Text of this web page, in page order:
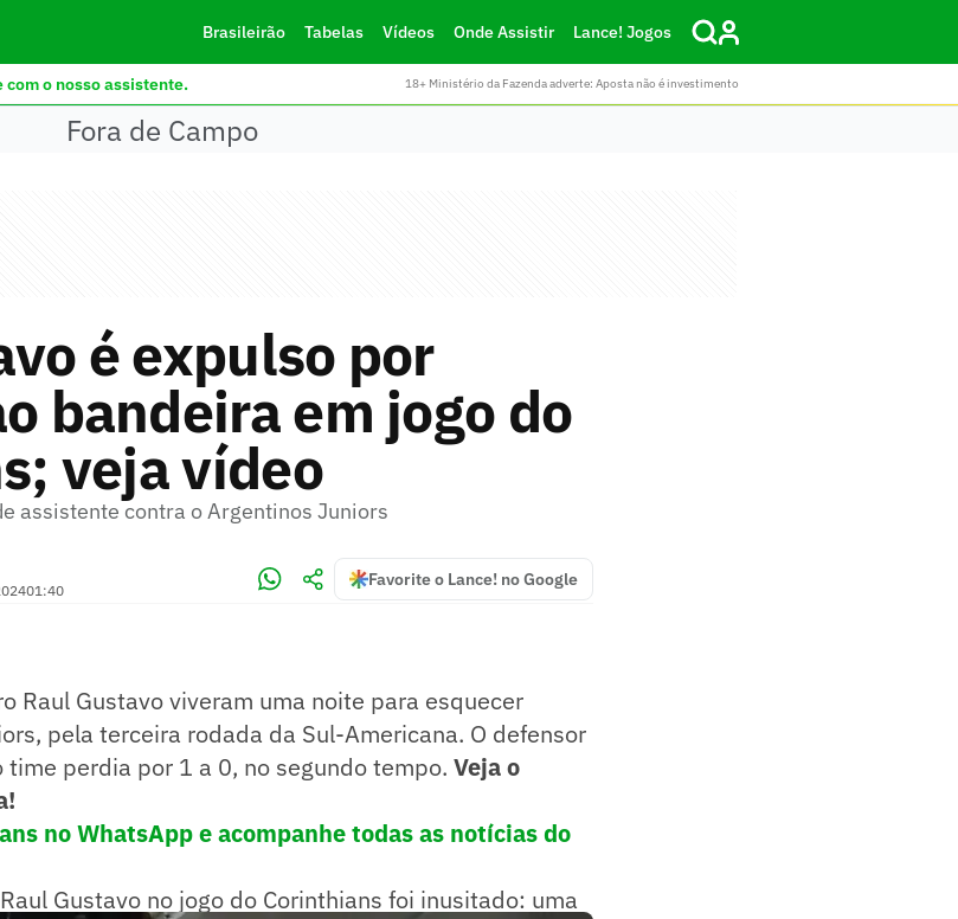
Brasileirão Tabelas Vídeos Onde Assistir Lance! Jogos
com o nosso assistente. 18+ Ministério da Fazenda adverte: Aposta não é investimento
Fora de Campo
é expulso por
bandeira em jogo do
veja vídeo
assistente contra o Argentinos Juniors
01:40
Favorite o Lance! no Google
Raul Gustavo viveram uma noite para esquecer
pela terceira rodada da Sul-Americana. O defensor
perdia por 1 a 0, no segundo tempo. Veja o
no WhatsApp e acompanhe todas as notícias do
Gustavo no jogo do Corinthians foi inusitado: uma